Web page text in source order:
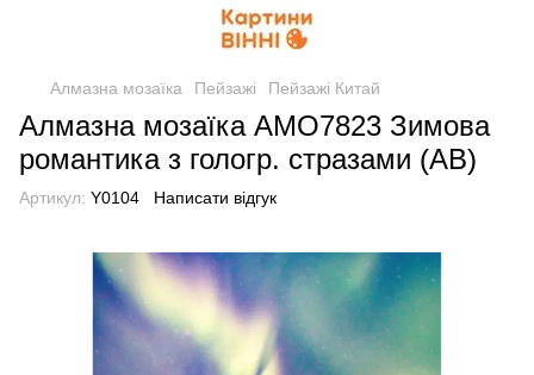
Алмазна мозаїка Пейзажі Пейзажі Китай
Алмазна мозаїка AMO7823 Зимова
романтика з гологр. стразами (AB)
Артикул: Y0104 Написати відгук